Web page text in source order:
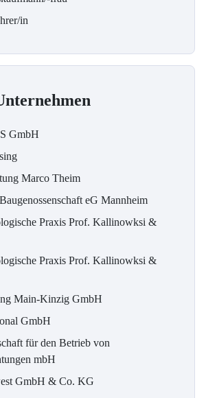
in
GmbH
Marco Theim
eG Mannheim
Praxis Prof. Kallinowksi &
Praxis Prof. Kallinowksi &
Main-Kinzig GmbH
GmbH
für den Betrieb von
mbH
GmbH & Co. KG